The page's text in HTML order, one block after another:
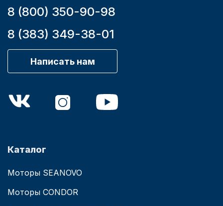
Подобрать запчасти для
8 (800) 350-90-98
8 (383) 349-38-01
Написать нам
Каталог
Моторы SEANOVO
Моторы CONDOR